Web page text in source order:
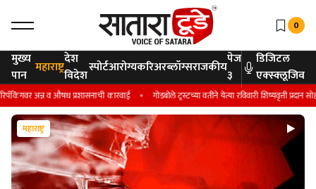
0
मुख्य
पान महाराष्ट्रदेश
विदेशस्पोर्टआरोग्यकरिअरब्लॉग्सराजकीयपेज
३
डिजिटल
एक्स्क्लूजिव
अन्न व औषध प्रशासनाची कारवाई गोडबोले ट्रस्टच्या वतीने येत्या रविवारी शिष्यवृत्ती प्रदान सोहळा -
महाराष्ट्र
महाराष्ट्र